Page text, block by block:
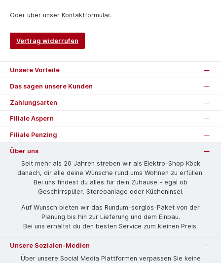
Oder über unser Kontaktformular.
Vertrag widerrufen
Unsere Vorteile
Das sagen unsere Kunden
Zahlungsarten
Filiale Aspern
Filiale Penzing
Über uns
Seit mehr als 20 Jahren streben wir als Elektro-Shop Köck
danach, dir alle deine Wünsche rund ums Wohnen zu erfüllen.
Bei uns findest du alles für dein Zuhause - egal ob
Geschirrspüler, Stereoanlage oder Kücheninsel.
Auf Wunsch bieten wir das Rund­um-sorg­los-Pa­ket von der
Planung bis hin zur Lieferung und dem Einbau.
Bei uns erhältst du den besten Service zum kleinen Preis.
Unsere Sozialen-Medien
Über unsere Social Media Plattformen verpassen Sie keine